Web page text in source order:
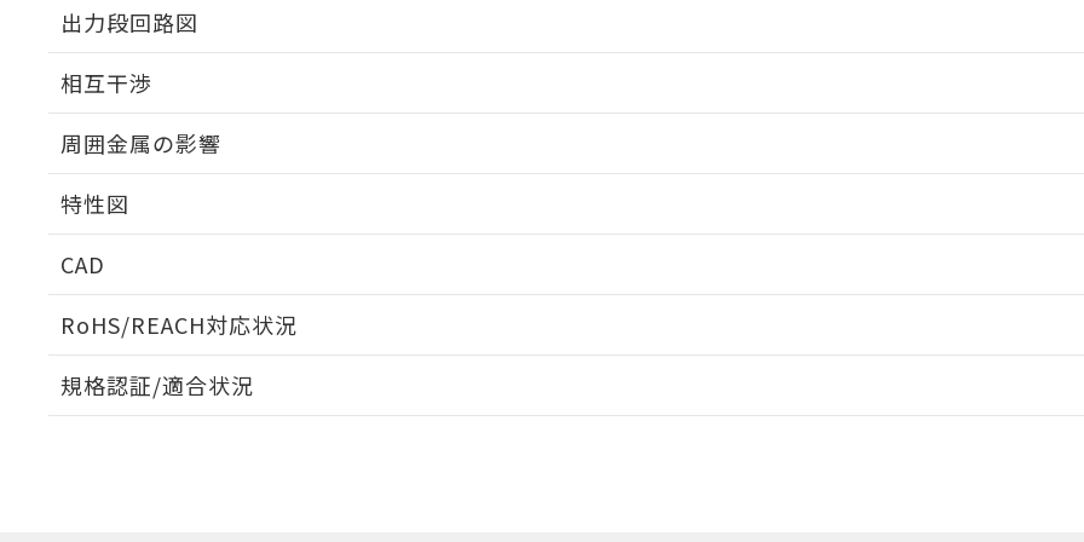
出力段回路図
相互干渉
周囲金属の影響
特性図
CAD
RoHS/REACH対応状況
EU RoHS 注意事項・凡例
規格認証/適合状況